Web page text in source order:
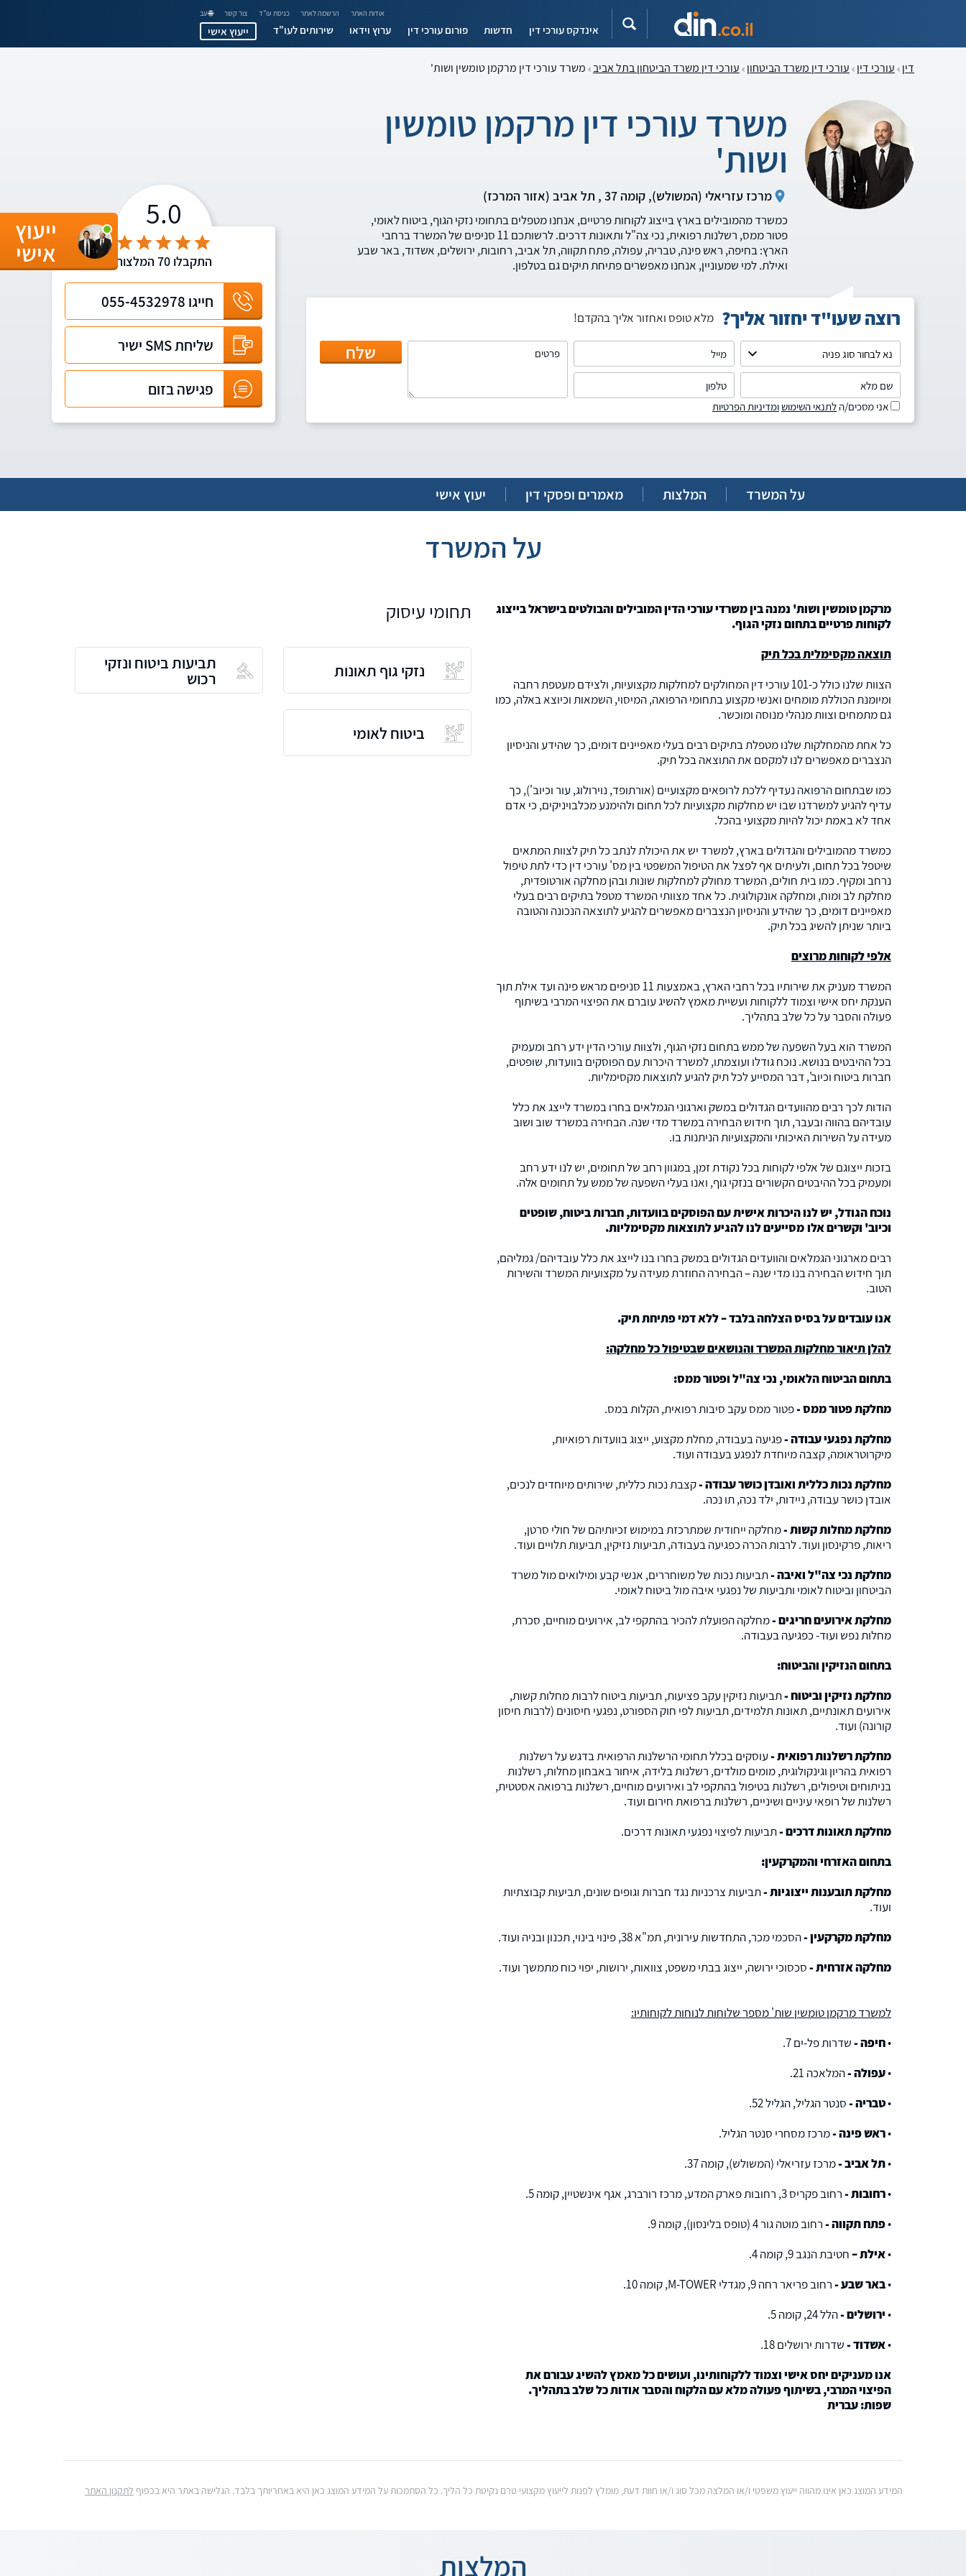
אודות האתר הרשמה לאתר כניסת עו"ד צור קשר 🌐 עב
אינדקס עורכי דין חדשות פורום עורכי דין ערוץ וידאו שירותים לעו"ד ייעוץ אישי
דין עורכי דין עורכי דין משרד הביטחון עורכי דין משרד הביטחון בתל אביב משרד עורכי דין מרקמן טומשין ושות'
משרד עורכי דין מרקמן טומשין
ושות'
מרכז עזריאלי (המשולש), קומה 37 , תל אביב (אזור המרכז)
כמשרד מהמובילים בארץ בייצוג לקוחות פרטיים, אנחנו מטפלים בתחומי נזקי הגוף, ביטוח לאומי,
פטור ממס, רשלנות רפואית, נכי צה"ל ותאונות דרכים. לרשותכם 11 סניפים של המשרד ברחבי
הארץ: בחיפה, ראש פינה, טבריה, עפולה, פתח תקווה, תל אביב, רחובות, ירושלים, אשדוד, באר שבע
ואילת. למי שמעוניין, אנחנו מאפשרים פתיחת תיקים גם בטלפון.
רוצה שעו"ד יחזור אליך? מלא טופס ואחזור אליך בהקדם!
שלח
אני מסכים/הלתנאי השימושומדיניות הפרטיות
5.0
התקבלו 70 המלצות
חייגו 055-4532978
שליחת SMS ישיר
פגישה בזום
על המשרד המלצות מאמרים ופסקי דין יעוץ אישי
על המשרד
מרקמן טומשין ושות' נמנה בין משרדי עורכי הדין המובילים והבולטים בישראל בייצוג
לקוחות פרטיים בתחום נזקי הגוף.
תוצאה מקסימלית בכל תיק
הצוות שלנו כולל כ-101 עורכי דין המחולקים למחלקות מקצועיות, ולצידם מעטפת רחבה
ומיומנת הכוללת מומחים ואנשי מקצוע בתחומי הרפואה, המיסוי, השמאות וכיוצא באלה, כמו
גם מתמחים וצוות מנהלי מנוסה ומוכשר.
כל אחת מהמחלקות שלנו מטפלת בתיקים רבים בעלי מאפיינים דומים, כך שהידע והניסיון
הנצברים מאפשרים לנו למקסם את התוצאה בכל תיק.
כמו שבתחום הרפואה נעדיף ללכת לרופאים מקצועיים (אורתופד, נוירולוג, עור וכיוב'), כך
עדיף להגיע למשרדנו שבו יש מחלקות מקצועיות לכל תחום ולהימנע מכלבויניקים, כי אדם
אחד לא באמת יכול להיות מקצועי בהכל.
כמשרד מהמובילים והגדולים בארץ, למשרד יש את היכולת לנתב כל תיק לצוות המתאים
שיטפל בכל תחום, ולעיתים אף לפצל את הטיפול המשפטי בין מס' עורכי דין כדי לתת טיפול
נרחב ומקיף. כמו בית חולים, המשרד מחולק למחלקות שונות ובהן מחלקה אורטופדית,
מחלקת לב ומוח, ומחלקה אונקולוגית. כל אחד מצוותי המשרד מטפל בתיקים רבים בעלי
מאפיינים דומים, כך שהידע והניסיון הנצברים מאפשרים להגיע לתוצאה הנכונה והטובה
ביותר שניתן להשיג בכל תיק.
אלפי לקוחות מרוצים
המשרד מעניק את שירותיו בכל רחבי הארץ, באמצעות 11 סניפים מראש פינה ועד אילת תוך
הענקת יחס אישי וצמוד ללקוחות ועשיית מאמץ להשיג עוברם את הפיצוי המרבי בשיתוף
פעולה והסבר על כל שלב בתהליך.
המשרד הוא בעל השפעה של ממש בתחום נזקי הגוף, ולצוות עורכי הדין ידע רחב ומעמיק
בכל ההיבטים בנושא. נוכח גודלו ועוצמתו, למשרד היכרות עם הפוסקים בוועדות, שופטים,
חברות ביטוח וכיוב', דבר המסייע לכל תיק להגיע לתוצאות מקסימליות.
הודות לכך רבים מהוועדים הגדולים במשק וארגוני הגמלאים בחרו במשרד לייצג את כלל
עובדיהם בהווה ובעבר, תוך חידוש הבחירה במשרד מדי שנה. הבחירה במשרד שוב ושוב
מעידה על השירות האיכותי והמקצועיות הניתנות בו.
בזכות ייצוגם של אלפי לקוחות בכל נקודת זמן, במגוון רחב של תחומים, יש לנו ידע רחב
ומעמיק בכל ההיבטים הקשורים בנזקי גוף, ואנו בעלי השפעה של ממש על תחומים אלה.
נוכח הגודל, יש לנו היכרות אישית עם הפוסקים בוועדות, חברות ביטוח, שופטים
וכיוב' וקשרים אלו מסייעים לנו להגיע לתוצאות מקסימליות.
רבים מארגוני הגמלאים והוועדים הגדולים במשק בחרו בנו לייצג את כלל עובדיהם/ גמליהם,
תוך חידוש הבחירה בנו מדי שנה – הבחירה החוזרת מעידה על מקצועיות המשרד והשירות
הטוב.
אנו עובדים על בסיס הצלחה בלבד – ללא דמי פתיחת תיק.
להלן תיאור מחלקות המשרד והנושאים שבטיפול כל מחלקה:
בתחום הביטוח הלאומי, נכי צה"ל ופטור ממס:
מחלקת פטור ממס -פטור ממס עקב סיבות רפואית, הקלות במס.
מחלקת נפגעי עבודה -פגיעה בעבודה, מחלת מקצוע, ייצוג בוועדות רפואיות,
מיקרוטראומה, קצבה מיוחדת לנפגע בעבודה ועוד.
מחלקת נכות כללית ואובדן כושר עבודה -קצבת נכות כללית, שירותים מיוחדים לנכים,
אובדן כושר עבודה, ניידות, ילד נכה, תו נכה.
מחלקת מחלות קשות -מחלקה ייחודית שמתרכזת במימוש זכיותיהם של חולי סרטן,
ריאות, פרקינסון ועוד. לרבות הכרה כפגיעה בעבודה, תביעות נזיקין, תביעות תלויים ועוד.
מחלקת נכי צה"ל ואיבה -תביעות נכות של משוחררים, אנשי קבע ומילואים מול משרד
הביטחון וביטוח לאומי ותביעות של נפגעי איבה מול ביטוח לאומי.
מחלקת אירועים חריגים -מחלקה הפועלת להכיר בהתקפי לב, אירועים מוחיים, סכרת,
מחלות נפש ועוד- כפגיעה בעבודה.
בתחום הנזיקין והביטוח:
מחלקת נזיקין וביטוח -תביעות נזיקין עקב פציעות, תביעות ביטוח לרבות מחלות קשות,
אירועים תאונתיים, תאונות תלמידים, תביעות לפי חוק הספורט, נפגעי חיסונים (לרבות חיסון
קורונה) ועוד.
מחלקת רשלנות רפואית -עוסקים בכלל תחומי הרשלנות הרפואית בדגש על רשלנות
רפואית בהריון וגינקולוגית, מומים מולדים, רשלנות בלידה, איחור באבחון מחלות, רשלנות
בניתוחים וטיפולים, רשלנות בטיפול בהתקפי לב ואירועים מוחיים, רשלנות ברפואה אסטטית,
רשלנות של רופאי עיניים ושיניים, רשלנות ברפואת חירום ועוד.
מחלקת תאונות דרכים -תביעות לפיצוי נפגעי תאונות דרכים.
בתחום האזרחי והמקרקעין:
מחלקת תובענות ייצוגיות -תביעות צרכניות נגד חברות וגופים שונים, תביעות קבוצתיות
ועוד.
מחלקת מקרקעין -הסכמי מכר, התחדשות עירונית, תמ"א 38, פינוי בינוי, תכנון ובניה ועוד.
מחלקה אזרחית -סכסוכי ירושה, ייצוג בבתי משפט, צוואות, ירושות, יפוי כוח מתמשך ועוד.
למשרד מרקמן טומשין שות' מספר שלוחות לנוחות לקוחותיו:
•חיפה -שדרות פל-ים 7.
•עפולה -המלאכה 21.
•טבריה -סנטר הגליל, הגליל 52.
•ראש פינה -מרכז מסחרי סנטר הגליל.
•תל אביב -מרכז עזריאלי (המשולש), קומה 37.
•רחובות -רחוב פקריס 3, רחובות פארק המדע, מרכז רורברג, אגף אינשטיין, קומה 5.
•פתח תקווה -רחוב מוטה גור 4 (טופס בלינסון), קומה 9.
•אילת –חטיבת הנגב 9, קומה 4.
•באר שבע -רחוב פריאר רחה 9, מגדלי M-TOWER, קומה 10.
•ירושלים -הלל 24, קומה 5.
•אשדוד -שדרות ירושלים 18.
אנו מעניקים יחס אישי וצמוד ללקוחותינו, ועושים כל מאמץ להשיג עבורם את
הפיצוי המרבי, בשיתוף פעולה מלא עם הלקוח והסבר אודות כל שלב בתהליך.
שפות: עברית
תחומי עיסוק
נזקי גוף תאונות תביעות ביטוח ונזקי
רכוש
ביטוח לאומי
המידע המוצג כאן אינו מהווה ייעוץ משפטי ו/או המלצה מכל סוג ו/או חוות דעת, מומלץ לפנות לייעוץ מקצועי טרם נקיטת כל הליך. כל הסתמכות על המידע המוצג כאן היא באחריותך בלבד. הגלישה באתר היא בכפוף לתקנון האתר
המלצות
ייעוץ
אישי